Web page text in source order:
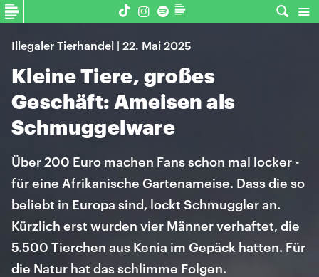
Illegaler Tierhandel | 22. Mai 2025
Kleine Tiere, großes
Geschäft: Ameisen als
Schmuggelware
Über 200 Euro machen Fans schon mal locker -
für eine Afrikanische Gartenameise. Dass die so
beliebt in Europa sind, lockt Schmuggler an.
Kürzlich erst wurden vier Männer verhaftet, die
5.500 Tierchen aus Kenia im Gepäck hatten. Für
die Natur hat das schlimme Folgen.